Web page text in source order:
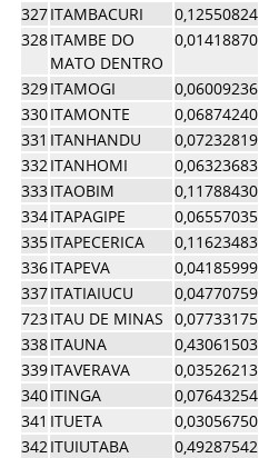
327ITAMBACURI 0,12550824
328ITAMBE DO
MATO DENTRO
0,01418870
329ITAMOGI 0,06009236
330ITAMONTE 0,06874240
331 ITANHANDU 0,07232819
332ITANHOMI 0,06323683
333ITAOBIM 0,11788430
334ITAPAGIPE 0,06557035
335ITAPECERICA 0,11623483
336ITAPEVA 0,04185999
337ITATIAIUCU 0,04770759
723ITAU DE MINAS 0,07733175
338ITAUNA 0,43061503
339ITAVERAVA 0,03526213
340ITINGA 0,07643254
341 ITUETA 0,03056750
342ITUIUTABA 0,49287542